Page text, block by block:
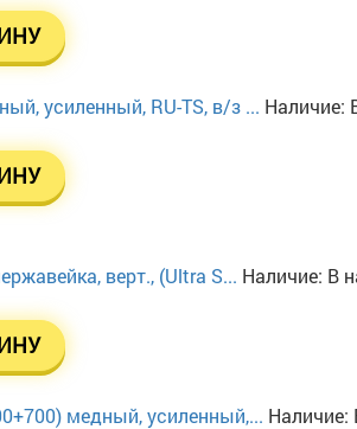
усиленный, RU-TS, в/з ... Наличие:
верт., (Ultra S... Наличие: В
медный, усиленный,... Наличие: